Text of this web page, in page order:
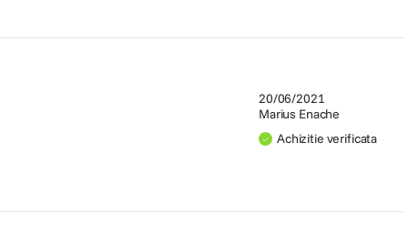
20/06/2021
Marius Enache
Achizitie verificata